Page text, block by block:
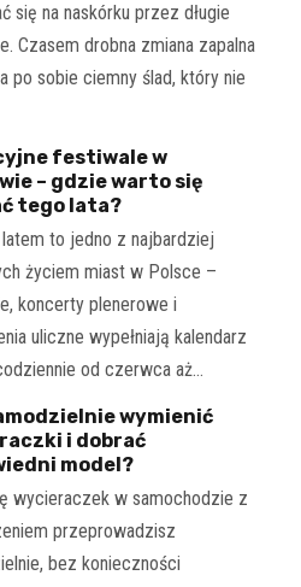
się na naskórku przez długie
Czasem drobna zmiana zapalna
po sobie ciemny ślad, który nie
festiwale w
– gdzie warto się
tego lata?
latem to jedno z najbardziej
życiem miast w Polsce –
koncerty plenerowe i
uliczne wypełniają kalendarz
od czerwca aż…
wymienić
i dobrać
model?
wycieraczek w samochodzie z
przeprowadzisz
bez konieczności